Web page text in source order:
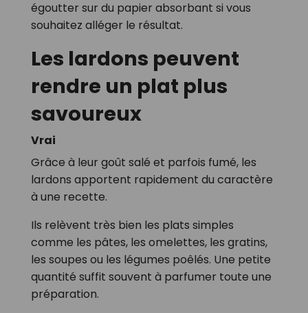
égoutter sur du papier absorbant si vous
souhaitez alléger le résultat.
Les lardons peuvent
rendre un plat plus
savoureux
Vrai
Grâce à leur goût salé et parfois fumé, les
lardons apportent rapidement du caractère
à une recette.
Ils relèvent très bien les plats simples
comme les pâtes, les omelettes, les gratins,
les soupes ou les légumes poêlés. Une petite
quantité suffit souvent à parfumer toute une
préparation.